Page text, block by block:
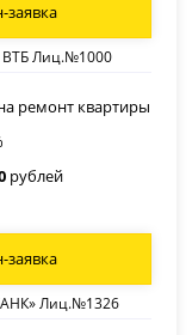
Лиц.№1000
заявка
ремонт квартиры
рублей
Лиц.№1326
заявка